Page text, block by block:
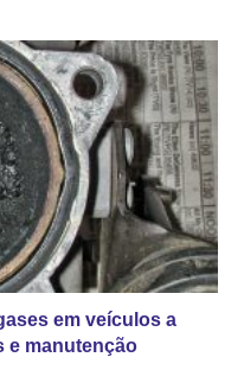
em veículos a
e manutenção